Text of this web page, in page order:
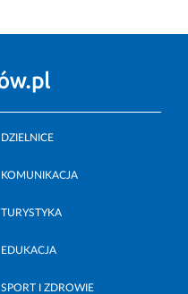
DZIELNICE
KOMUNIKACJA
TURYSTYKA
EDUKACJA
SPORT I ZDROWIE